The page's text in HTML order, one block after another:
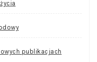
publikacjach